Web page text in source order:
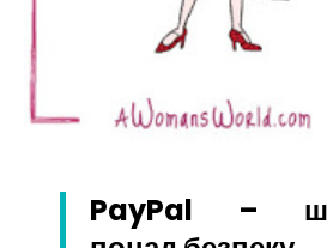
PayPal –